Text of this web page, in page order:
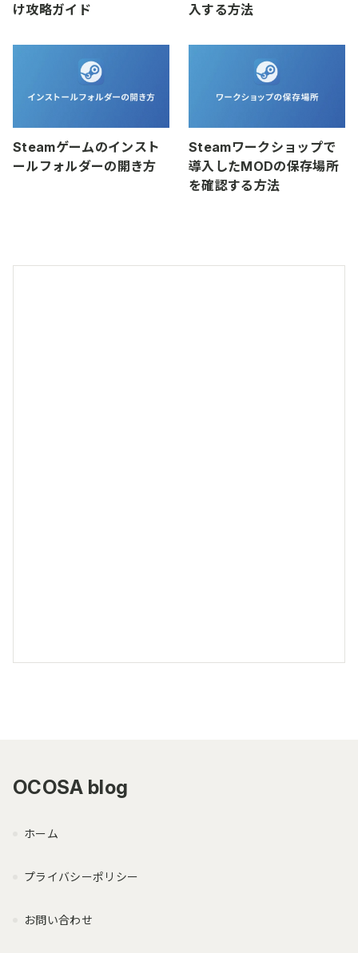
け攻略ガイド
入する方法
Steamゲームのインスト
ールフォルダーの開き方
Steamワークショップで
導入したMODの保存場所
を確認する方法
OCOSA blog
ホーム
プライバシーポリシー
お問い合わせ